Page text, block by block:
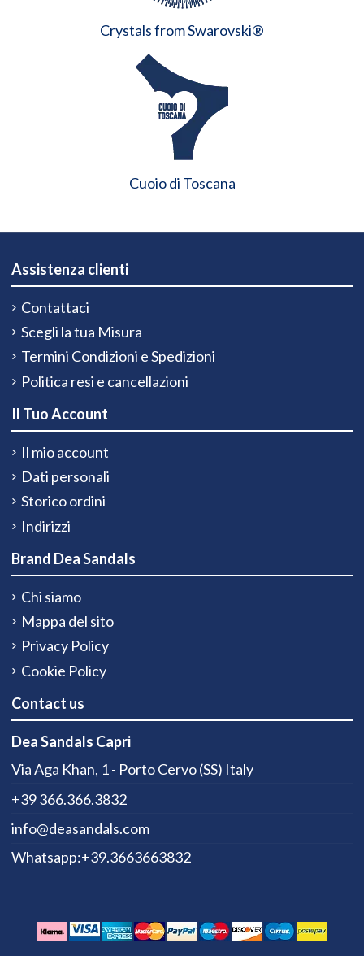
Crystals from Swarovski®
Cuoio di Toscana
Assistenza clienti
Contattaci
Scegli la tua Misura
Termini Condizioni e Spedizioni
Politica resi e cancellazioni
Il Tuo Account
Il mio account
Dati personali
Storico ordini
Indirizzi
Brand Dea Sandals
Chi siamo
Mappa del sito
Privacy Policy
Cookie Policy
Contact us
Dea Sandals Capri
Via Aga Khan, 1 - Porto Cervo (SS) Italy
+39 366.366.3832
info@deasandals.com
Whatsapp:+39.3663663832